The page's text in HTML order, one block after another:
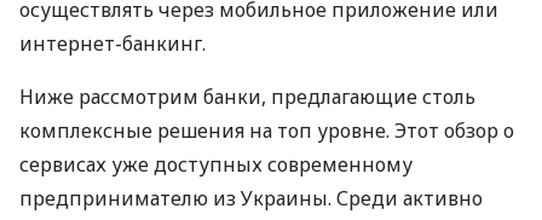
осуществлять через мобильное приложение или
интернет-банкинг.
Ниже рассмотрим банки, предлагающие столь
комплексные решения на топ уровне. Этот обзор о
сервисах уже доступных современному
предпринимателю из Украины. Среди активно